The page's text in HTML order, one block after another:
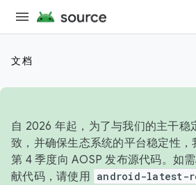
文档
自 2026 年起，为了与我们的主干稳
致，并确保生态系统的平台稳定性
第 4 季度向 AOSP 发布源代码。如
献代码，请使用 android-latest-